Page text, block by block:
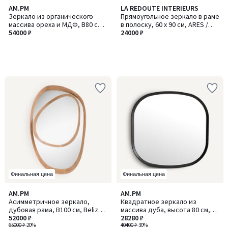
AM.PM
Зеркало из органического
массива ореха и МДФ, В80 см,
Orion / Орион
54000 ₽
LA REDOUTE INTERIEURS
Прямоугольное зеркало в раме
в полоску, 60 x 90 см, ARES /
АРЭС
24000 ₽
Финальная цена
AM.PM
Асимметричное зеркало,
дубовая рама, В100 см, Belize /
Белиз
65000 ₽-20%
52000 ₽
5
/
5
Финальная цена
AM.PM
Квадратное зеркало из
массива дуба, высота 80 см,
Orion / Орион
40400 ₽-30%
28280 ₽